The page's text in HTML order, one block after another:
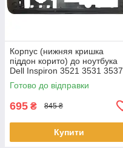
Корпус (нижняя кришка
піддон корито) до ноутбука
Dell Inspiron 3521 3531 3537
(0YXMG9, AP0ZG000200)
Готово до відправки
695 ₴ 845 ₴
Купити